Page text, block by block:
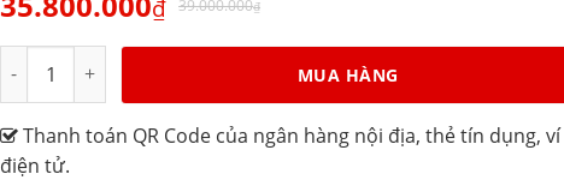
₫ 39.000.000₫
MUA HÀNG
Thanh toán QR Code của ngân hàng nội địa, thẻ tín dụng, ví
điện tử.